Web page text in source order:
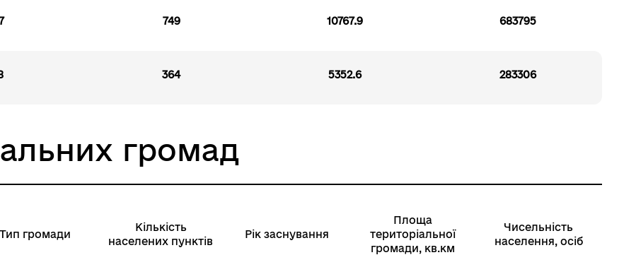
749 10767.9 683795
364 5352.6 283306
громад
Тип громади
Кількість
населених пунктів
Рік заснування
Площа
територіальної
громади, кв.км
Чисельність
населення, осіб